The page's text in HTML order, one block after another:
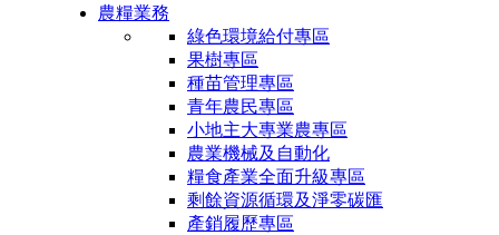
農糧業務
綠色環境給付專區
果樹專區
種苗管理專區
青年農民專區
小地主大專業農專區
農業機械及自動化
糧食產業全面升級專區
剩餘資源循環及淨零碳匯
產銷履歷專區